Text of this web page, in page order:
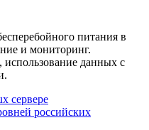
питания в
и мониторинг.
данных с